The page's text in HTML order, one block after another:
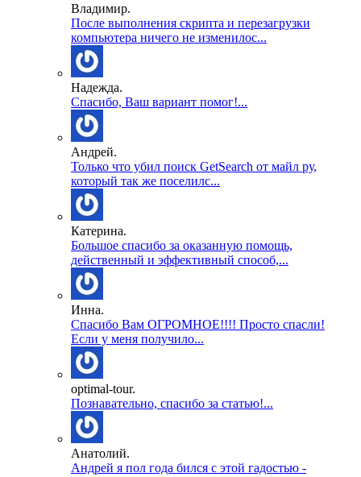
Владимир.
После выполнения скрипта и перезагрузки
компьютера ничего не изменилос...
Надежда.
Спасибо, Ваш вариант помог!...
Андрей.
Только что убил поиск GetSearch от майл ру,
который так же поселилс...
Катерина.
Большое спасибо за оказанную помощь,
действенный и эффективный способ,...
Инна.
Спасибо Вам ОГРОМНОЕ!!!! Просто спасли!
Если у меня получило...
optimal-tour.
Познавательно, спасибо за статью!...
Анатолий.
Андрей я пол года бился с этой гадостью -